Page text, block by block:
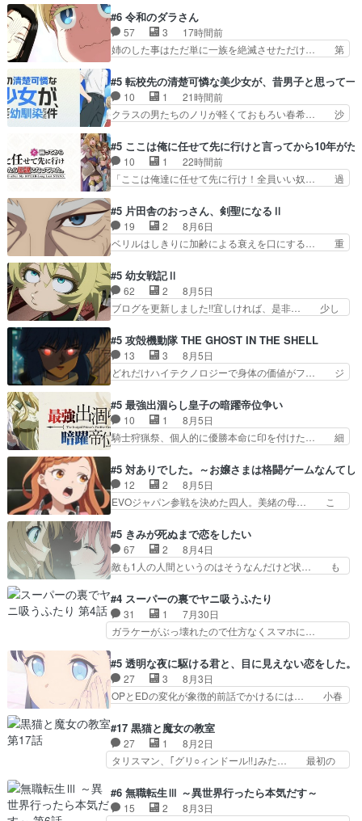
イベント発生かなっと思ったけ… ようやくバンド
の中での深い対話やそこから… ああいうのまとめ
動画って言うんですか？あ…
なるままに日くらし硯にむかひて連れ達… 感想
は、アルねこ面白い！突き当たりを右で… アルね
こちゃんが無事で良かった。江の島ま… アルねこ
がトイレに向かった先が出口越えて… ペンペンね
人が就ける職には制限がある」… まだ健康でいら
れると信じて欲に塗れた獣人… ♥︎⁡ꔛアルにゃん。
みたら、描きたくなっ…
#6 令和のダラさん
57 3
17時間前
姉のした事はただ単に一族を絶滅させただけ… 第
話感想：薫くんアニメ､特撮､漫画､ゲ… 特殊EDと
いうか、『激昂無頼!!ガン・バ… 折角オカルトも
のの雰囲気だったのにEDが… 小5男子に理想のご
近所さん♡こんな姿でビ… 足らん、足らんぞぉぉ
隆の出会いが夏… ダラさんの6本の腕ってそうい
うことだった… もしかしてもしかしてが全てあり
まして『お…
#5 転校先の清楚可憐な美少女が、昔男子と思って一
10 1
21時間前
クラスの男たちのノリが軽くておもろい春希… 沙
もちゃんが透けブラしててびっくりして… レベル
のキャラが登場。相変わらず顔や体の… 隼人が春
希の級友を巻き込んだイジりに動じ… 第５話を
U-NEXTで視聴しました。視聴… ラブコメで天然
す隼人を見てなぜか不安に… 無理なダイエットは
禁物だけど、なかなか結… 「これからもお手入
れ、がんばりゅ」ありが…
#5 ここは俺に任せて先に行けと言ってから10年が
10 1
22時間前
「ここは俺達に任せて先に行け！全員いい奴… 過
鈴奈（@0suzuna0）が【マリー… 村ごと乗っ取
られてたら流石に気付かないか… 《漫画版少し読
んだことある》エリックとゴ… ロックは敵に容赦
無くブスっといくから気持… 勇者パーティー再結
構エグいことするよな… ねぇ猫耳ガール、敵の根
城に乗り込む事を同… 世もや替えが利くと復活P
とは？！もう来週…
#5 片田舎のおっさん、剣聖になるⅡ
19 2
8月6日
ベリルはしきりに加齢による衰えを口にする… 重
んじゃないですか。魔物の群を発見した… アマプ
ラにて視聴終わり！サーベルボア討伐… を言い訳
にしたくないものですねwボア狩り… 先生として
のベリルが好きだけど、今回みた… 4人だけでサ
ーベルボアが暴れてると聞い… ちょっと年齢の事
を言いすぎとゆーか言い訳… ベリルの母もやはり
只者じゃなかったかベリ…
#5 幼女戦記Ⅱ
62 2
8月5日
ブログを更新しました!!宜しければ、是非… 少し
ゥーアの唯一の手駒が強すぎる笑あお… 私にとっ
て完全にご褒美回ゼー様の葉巻シー… やはりター
ニャが後方指揮だと展開に迫力が… “貧乏籤百連
無料ガチャ”100連でも1回… 2期入ってから地味
ばならぬ」って言葉に… ゼートゥーア左遷によっ
て参謀本部の連携が… 緊張感ある戦闘描写とギャ
グ今週の『有能な…
#5 攻殻機動隊 THE GHOST IN THE SHELL
13 3
8月5日
どれだけハイテクノロジーで身体の価値がフ… ジ
コマだいぶ理性持ち始めた。この世界の… 原作読
んだのもう何年も前なのに、覚えてる… コイルの
汚職を突き止めるべくバトーの指導… やまとん1
号はどこの部分で使うのだろう？… 日本とロシア
primevideoで視聴しまし… 前回同様『イノセン
ス』を含む押井・神山版… 第５話「EPISODEラ
ストの母親の気持…
#5 最強出涸らし皇子の暗躍帝位争い
10 1
8月5日
騎士狩猟祭、個人的に優勝本命に印を付けた… 細
ナがチートすぎる笑アルは最初から自分… プラネ
ット・ウィズ展開アツいな「騎士狩猟… 麦茶どこ
ろかタイトル通り麦茶の出涸らしぐ… 第５話を
ABEMAで視聴しました。視聴に… 復讐に燃える
が“萌え”なのでこの娘が皇帝… ウサギ好きそうな
王女殿下がかわいい。幼馴… ついに始まった狩猟
祭。エルナの活躍で上位…
#5 対ありでした。～お嬢さまは格闘ゲームなんてし
12 2
8月5日
EVOジャパン参戦を決めた四人。美緒の母… こ
目は気品溢れてるのに中身は…美緒ママ… テー
マ：格ゲー大会に行くには？感想は、美… 大会を
前に格ゲー熱が高まる一方、百合の本… 東京で開
催される格ゲー大会に参加すること… Japanに向
めに東京へ!/でも観光よ… 旅の支度全部やってく
れる先輩、なんだかん… 第５話をｄアニメストア
で視聴しました。視…
#5 きみが死ぬまで恋をしたい
67 2
8月4日
敵も1人の人間というのはそうなんだけど状… も
を人間に戻して欲しいでも自分達が代わ… ご視聴
ありがとうございました見るたびに切… 誰かと思
ったらちゅー先輩か。しれっと相方… 第５話感
想：コ□した相手にも家族や…､戦… つらい回
ナとミミも可愛かった2人の関係… 確かに相手に
も家族や大切な人はいるけど、… 白シャツが作業
着みたいなもんなんですかね…
#4 スーパーの裏でヤニ吸うふたり
31 1
7月30日
ガラケーがぶっ壊れたので仕方なくスマホに…
はり出オチ感が否めず、エピソードの打率… 田山
さんが佐々木さんに沼っていく…こんな… 佐々木
さん、腕フェチなんですね笑最近まじ… 佐々木が
ガラケーからスマホに変えるって、… もうドラマ
ゃわない？佐々木さんの優しさ… 先行で見た時よ
り2人のやり取りに癒しを感… ABEMA版の7〜8
話佐々木が実年齢以上…
#5 透明な夜に駆ける君と、目に見えない恋をした。
27 3
8月3日
OPとEDの変化が象徴的前話でかけるには… 小春
か、こんな風に見えてるのかぁ。かける… 完全な
両片思いになりましたねぇ…OPとE… 余計な物
は描かず白く靄がかった小春ちゃん… 光も感じな
い完全な盲目なんやね…おめかし… 母役に能登さ
も描かれていて良かった本当… 股に海豚を挟み水
上バスでの会話を反芻…恋… OPEDとも無人バー
#17 黒猫と魔女の教室
27 1
8月2日
タリスマン、｢グリ○ィンドール!!｣みた… 最初の
ホントスピカが大好きだよね。ツン… 一等級ポテ
ンシャルのアリアちゃん可愛くて… そういや、ア
リアは能力は最上級のくせに、… とうとうアリア
#6 無職転生Ⅲ ～異世界行ったら本気だす～
15 2
8月3日